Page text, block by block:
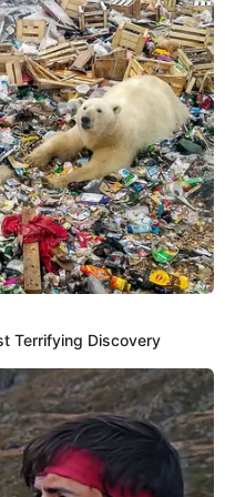
ONLINE y
chino completo en
está que cautiva con
gratis.
Dorama